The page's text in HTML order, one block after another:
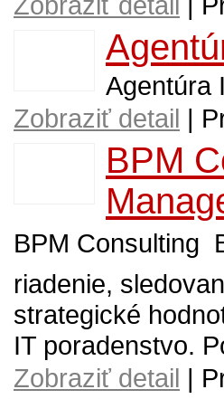
Agentúra
Zobraziť detail |
BPM
BPM Consulting
riadenie,
strategické
IT poradenstvo.
Zobraziť detail |